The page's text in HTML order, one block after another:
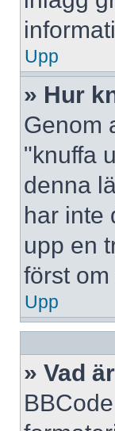
Upp
» Hur
Genom
"knuffa
denna
har inte
upp en
först
Upp
» Vad